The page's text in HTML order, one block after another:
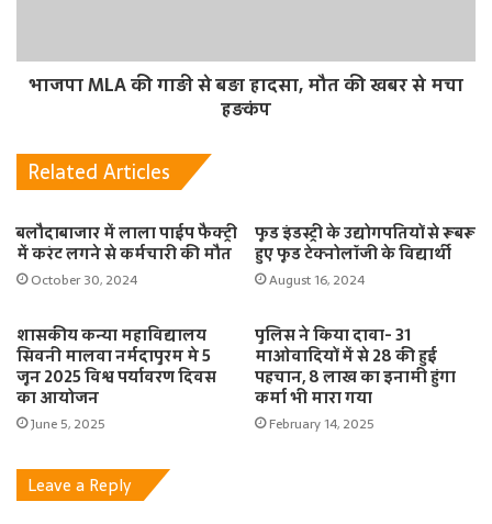
भाजपा MLA की गाड़ी से बड़ा हादसा, मौत की खबर से मचा
हड़कंप
Related Articles
बलौदाबाजार में लाला पाईप फैक्ट्री
में करंट लगने से कर्मचारी की मौत
October 30, 2024
फूड इंडस्ट्री के उद्योगपतियों से रूबरू
हुए फूड टेक्नोलॉजी के विद्यार्थी
August 16, 2024
शासकीय कन्या महाविद्यालय
सिवनी मालवा नर्मदापुरम मे 5
जून 2025 विश्व पर्यावरण दिवस
का आयोजन
June 5, 2025
पुलिस ने किया दावा- 31
माओवादियों में से 28 की हुई
पहचान, 8 लाख का इनामी हुंगा
कर्मा भी मारा गया
February 14, 2025
Leave a Reply